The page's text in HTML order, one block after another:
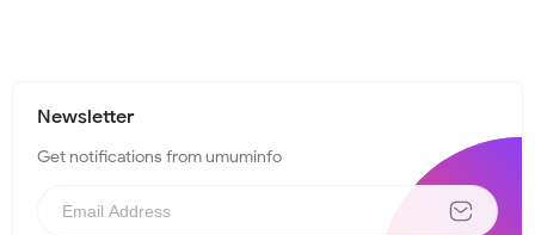
Newsletter
Get notifications from umuminfo